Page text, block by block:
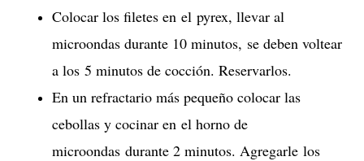
Colocar los filetes en el pyrex, llevar al
microondas durante 10 minutos, se deben voltear
a los 5 minutos de cocción. Reservarlos.
En un refractario más pequeño colocar las
cebollas y cocinar en el horno de
microondas durante 2 minutos. Agregarle los